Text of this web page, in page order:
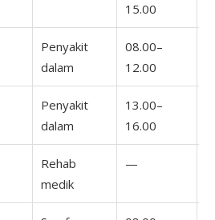
15.00
Penyakit
dalam
08.00–
12.00
Penyakit
dalam
13.00–
16.00
Rehab
medik
—